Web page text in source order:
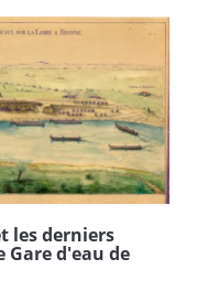
les derniers
Gare d'eau de